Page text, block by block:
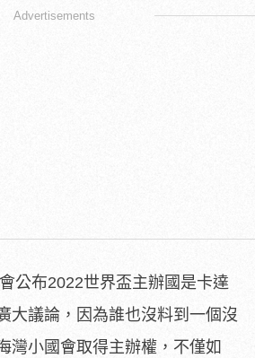
Advertisements
公布2022世界盃主辦國是卡達
大議論，因為誰也沒料到一個沒
灣小國會取得主辦權，不僅如